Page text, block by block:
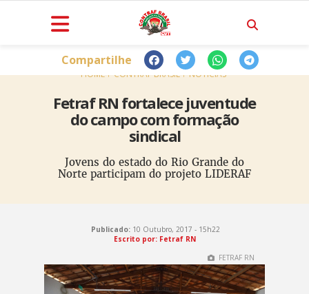
HOME CONTRAF BRASIL NOTÍCIAS
Fetraf RN fortalece juventude
do campo com formação
sindical
Jovens do estado do Rio Grande do
Norte participam do projeto LIDERAF
Compartilhe
Publicado: 10 Outubro, 2017 - 15h22
Escrito por: Fetraf RN
FETRAF RN